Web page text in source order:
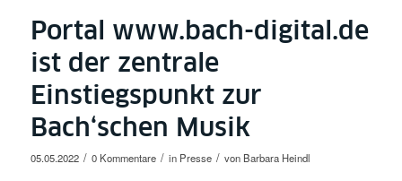
Portal www.bach-digital.de
ist der zentrale
Einstiegspunkt zur
Bach‘schen Musik
05.05.2022 / 0 Kommentare / in Presse / von Barbara Heindl